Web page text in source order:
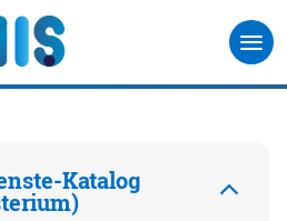
Katalog